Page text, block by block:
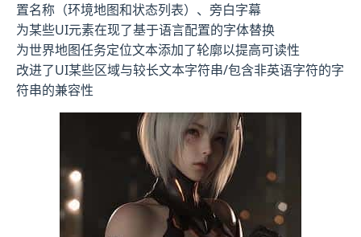
置名称（环境地图和状态列表）、旁白字幕
为某些UI元素在现了基于语言配置的字体替换
为世界地图任务定位文本添加了轮廓以提高可读性
改进了UI某些区域与较长文本字符串/包含非英语字符的字
符串的兼容性